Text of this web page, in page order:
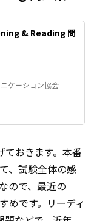
& Reading 問
ケーション協会
ておきます。本番
、試験全体の感
ので、最近の
めです。リーディ